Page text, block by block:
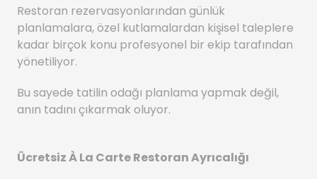
Restoran rezervasyonlarından günlük
planlamalara, özel kutlamalardan kişisel taleplere
kadar birçok konu profesyonel bir ekip tarafından
yönetiliyor.
Bu sayede tatilin odağı planlama yapmak değil,
anın tadını çıkarmak oluyor.
Ücretsiz À La Carte Restoran Ayrıcalığı